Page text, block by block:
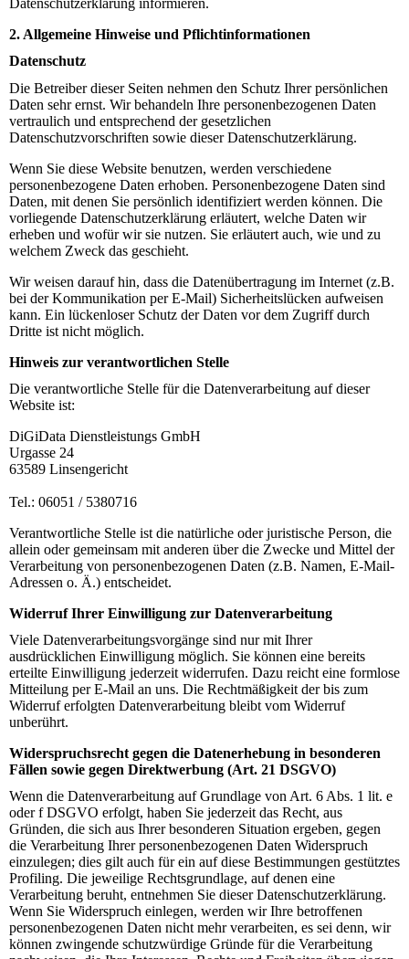
Datenschutzerklärung informieren.
2. Allgemeine Hinweise und Pflichtinformationen
Datenschutz
Die Betreiber dieser Seiten nehmen den Schutz Ihrer persönlichen
Daten sehr ernst. Wir behandeln Ihre personenbezogenen Daten
vertraulich und entsprechend der gesetzlichen
Datenschutzvorschriften sowie dieser Datenschutzerklärung.
Wenn Sie diese Website benutzen, werden verschiedene
personenbezogene Daten erhoben. Personenbezogene Daten sind
Daten, mit denen Sie persönlich identifiziert werden können. Die
vorliegende Datenschutzerklärung erläutert, welche Daten wir
erheben und wofür wir sie nutzen. Sie erläutert auch, wie und zu
welchem Zweck das geschieht.
Wir weisen darauf hin, dass die Datenübertragung im Internet (z.B.
bei der Kommunikation per E-Mail) Sicherheitslücken aufweisen
kann. Ein lückenloser Schutz der Daten vor dem Zugriff durch
Dritte ist nicht möglich.
Hinweis zur verantwortlichen Stelle
Die verantwortliche Stelle für die Datenverarbeitung auf dieser
Website ist:
DiGiData Dienstleistungs GmbH
Urgasse 24
63589 Linsengericht
Tel.: 06051 / 5380716
Verantwortliche Stelle ist die natürliche oder juristische Person, die
allein oder gemeinsam mit anderen über die Zwecke und Mittel der
Verarbeitung von personenbezogenen Daten (z.B. Namen, E-Mail-
Adressen o. Ä.) entscheidet.
Widerruf Ihrer Einwilligung zur Datenverarbeitung
Viele Datenverarbeitungsvorgänge sind nur mit Ihrer
ausdrücklichen Einwilligung möglich. Sie können eine bereits
erteilte Einwilligung jederzeit widerrufen. Dazu reicht eine formlose
Mitteilung per E-Mail an uns. Die Rechtmäßigkeit der bis zum
Widerruf erfolgten Datenverarbeitung bleibt vom Widerruf
unberührt.
Widerspruchsrecht gegen die Datenerhebung in besonderen
Fällen sowie gegen Direktwerbung (Art. 21 DSGVO)
Wenn die Datenverarbeitung auf Grundlage von Art. 6 Abs. 1 lit. e
oder f DSGVO erfolgt, haben Sie jederzeit das Recht, aus
Gründen, die sich aus Ihrer besonderen Situation ergeben, gegen
die Verarbeitung Ihrer personenbezogenen Daten Widerspruch
einzulegen; dies gilt auch für ein auf diese Bestimmungen gestütztes
Profiling. Die jeweilige Rechtsgrundlage, auf denen eine
Verarbeitung beruht, entnehmen Sie dieser Datenschutzerklärung.
Wenn Sie Widerspruch einlegen, werden wir Ihre betroffenen
personenbezogenen Daten nicht mehr verarbeiten, es sei denn, wir
können zwingende schutzwürdige Gründe für die Verarbeitung